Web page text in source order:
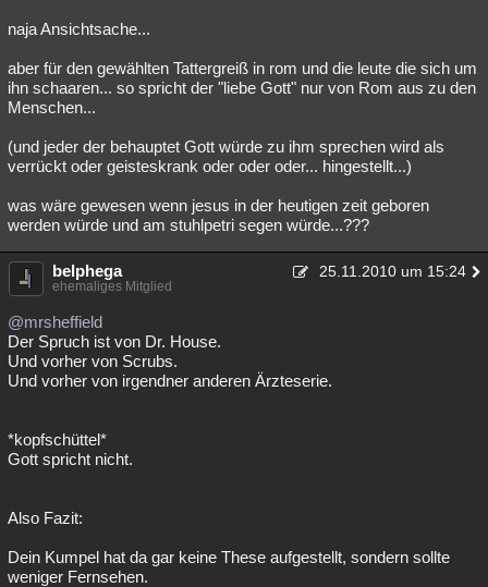
naja Ansichtsache...
aber für den gewählten Tattergreiß in rom und die leute die sich um
ihn schaaren... so spricht der "liebe Gott" nur von Rom aus zu den
Menschen...
(und jeder der behauptet Gott würde zu ihm sprechen wird als
verrückt oder geisteskrank oder oder oder... hingestellt...)
was wäre gewesen wenn jesus in der heutigen zeit geboren
werden würde und am stuhlpetri segen würde...???
belphega 25.11.2010 um 15:24
ehemaliges Mitglied
@mrsheffield
Der Spruch ist von Dr. House.
Und vorher von Scrubs.
Und vorher von irgendner anderen Ärzteserie.
*kopfschüttel*
Gott spricht nicht.
Also Fazit:
Dein Kumpel hat da gar keine These aufgestellt, sondern sollte
weniger Fernsehen.